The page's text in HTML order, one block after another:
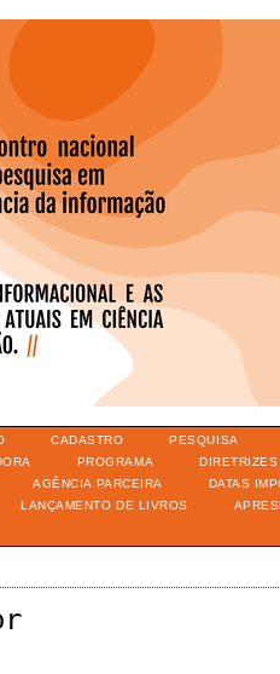
CADASTRO PESQUISA
PROGRAMA DIRETRIZES
AGÊNCIA PARCEIRA DATAS
LANÇAMENTO DE LIVROS